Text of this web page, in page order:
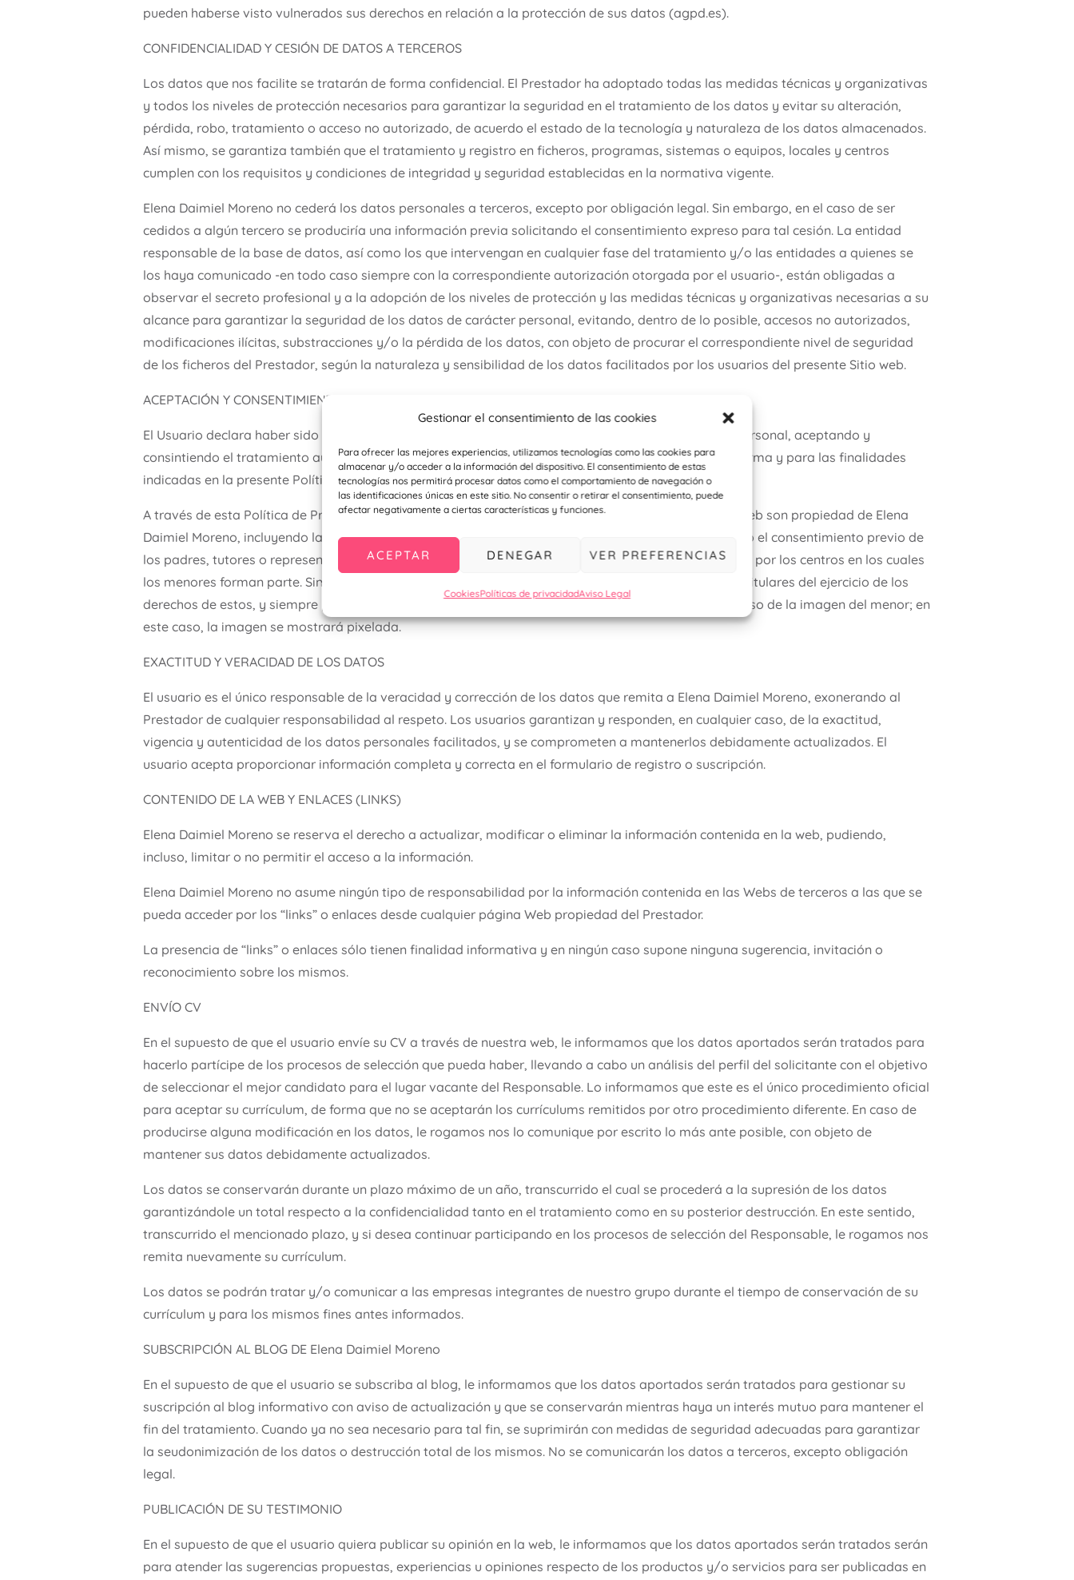
Gestionar el consentimiento de las cookies
Para ofrecer las mejores experiencias, utilizamos tecnologías como las cookies para
almacenar y/o acceder a la información del dispositivo. El consentimiento de estas
tecnologías nos permitirá procesar datos como el comportamiento de navegación o
las identificaciones únicas en este sitio. No consentir o retirar el consentimiento, puede
afectar negativamente a ciertas características y funciones.
ACEPTAR DENEGAR VER PREFERENCIAS
CookiesPolíticas de privacidadAviso Legal
pueden haberse visto vulnerados sus derechos en relación a la protección de sus datos (agpd.es).
CONFIDENCIALIDAD Y CESIÓN DE DATOS A TERCEROS
Los datos que nos facilite se tratarán de forma confidencial. El Prestador ha adoptado todas las medidas técnicas y organizativas
y todos los niveles de protección necesarios para garantizar la seguridad en el tratamiento de los datos y evitar su alteración,
pérdida, robo, tratamiento o acceso no autorizado, de acuerdo el estado de la tecnología y naturaleza de los datos almacenados.
Así mismo, se garantiza también que el tratamiento y registro en ficheros, programas, sistemas o equipos, locales y centros
cumplen con los requisitos y condiciones de integridad y seguridad establecidas en la normativa vigente.
Elena Daimiel Moreno no cederá los datos personales a terceros, excepto por obligación legal. Sin embargo, en el caso de ser
cedidos a algún tercero se produciría una información previa solicitando el consentimiento expreso para tal cesión. La entidad
responsable de la base de datos, así como los que intervengan en cualquier fase del tratamiento y/o las entidades a quienes se
los haya comunicado -en todo caso siempre con la correspondiente autorización otorgada por el usuario-, están obligadas a
observar el secreto profesional y a la adopción de los niveles de protección y las medidas técnicas y organizativas necesarias a su
alcance para garantizar la seguridad de los datos de carácter personal, evitando, dentro de lo posible, accesos no autorizados,
modificaciones ilícitas, substracciones y/o la pérdida de los datos, con objeto de procurar el correspondiente nivel de seguridad
de los ficheros del Prestador, según la naturaleza y sensibilidad de los datos facilitados por los usuarios del presente Sitio web.
ACEPTACIÓN Y CONSENTIMIENTO
El Usuario declara haber sido informado de las condiciones sobre protección de datos de carácter personal, aceptando y
consintiendo el tratamiento automatizado de los mismos por parte de Elena Daimiel Moreno en la forma y para las finalidades
indicadas en la presente Política de Protección de Datos Personales.
A través de esta Política de Privacidad le informamos que las fotografías que estén colgadas en la web son propiedad de Elena
Daimiel Moreno, incluyendo las de los menores, en las que, para la obtención de estas, se ha obtenido el consentimiento previo de
los padres, tutores o representantes legales mediante la firma de los formularios realizados al efecto por los centros en los cuales
los menores forman parte. Sin embargo, los padres, tutores o representantes de los menores, como titulares del ejercicio de los
derechos de estos, y siempre previo requerimiento formal por escrito, pueden indicar la negativa al uso de la imagen del menor; en
este caso, la imagen se mostrará pixelada.
EXACTITUD Y VERACIDAD DE LOS DATOS
El usuario es el único responsable de la veracidad y corrección de los datos que remita a Elena Daimiel Moreno, exonerando al
Prestador de cualquier responsabilidad al respeto. Los usuarios garantizan y responden, en cualquier caso, de la exactitud,
vigencia y autenticidad de los datos personales facilitados, y se comprometen a mantenerlos debidamente actualizados. El
usuario acepta proporcionar información completa y correcta en el formulario de registro o suscripción.
CONTENIDO DE LA WEB Y ENLACES (LINKS)
Elena Daimiel Moreno se reserva el derecho a actualizar, modificar o eliminar la información contenida en la web, pudiendo,
incluso, limitar o no permitir el acceso a la información.
Elena Daimiel Moreno no asume ningún tipo de responsabilidad por la información contenida en las Webs de terceros a las que se
pueda acceder por los “links” o enlaces desde cualquier página Web propiedad del Prestador.
La presencia de “links” o enlaces sólo tienen finalidad informativa y en ningún caso supone ninguna sugerencia, invitación o
reconocimiento sobre los mismos.
ENVÍO CV
En el supuesto de que el usuario envíe su CV a través de nuestra web, le informamos que los datos aportados serán tratados para
hacerlo partícipe de los procesos de selección que pueda haber, llevando a cabo un análisis del perfil del solicitante con el objetivo
de seleccionar el mejor candidato para el lugar vacante del Responsable. Lo informamos que este es el único procedimiento oficial
para aceptar su currículum, de forma que no se aceptarán los currículums remitidos por otro procedimiento diferente. En caso de
producirse alguna modificación en los datos, le rogamos nos lo comunique por escrito lo más ante posible, con objeto de
mantener sus datos debidamente actualizados.
Los datos se conservarán durante un plazo máximo de un año, transcurrido el cual se procederá a la supresión de los datos
garantizándole un total respecto a la confidencialidad tanto en el tratamiento como en su posterior destrucción. En este sentido,
transcurrido el mencionado plazo, y si desea continuar participando en los procesos de selección del Responsable, le rogamos nos
remita nuevamente su currículum.
Los datos se podrán tratar y/o comunicar a las empresas integrantes de nuestro grupo durante el tiempo de conservación de su
currículum y para los mismos fines antes informados.
SUBSCRIPCIÓN AL BLOG DE Elena Daimiel Moreno
En el supuesto de que el usuario se subscriba al blog, le informamos que los datos aportados serán tratados para gestionar su
suscripción al blog informativo con aviso de actualización y que se conservarán mientras haya un interés mutuo para mantener el
fin del tratamiento. Cuando ya no sea necesario para tal fin, se suprimirán con medidas de seguridad adecuadas para garantizar
la seudonimización de los datos o destrucción total de los mismos. No se comunicarán los datos a terceros, excepto obligación
legal.
PUBLICACIÓN DE SU TESTIMONIO
En el supuesto de que el usuario quiera publicar su opinión en la web, le informamos que los datos aportados serán tratados serán
para atender las sugerencias propuestas, experiencias u opiniones respecto de los productos y/o servicios para ser publicadas en